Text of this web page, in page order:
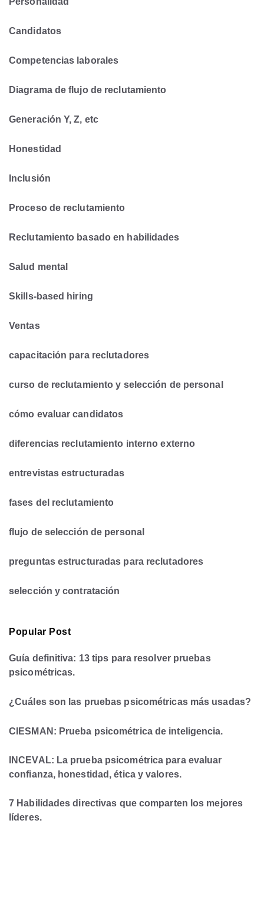
Candidatos
Competencias laborales
Diagrama de flujo de reclutamiento
Generación Y, Z, etc
Honestidad
Inclusión
Proceso de reclutamiento
Reclutamiento basado en habilidades
Salud mental
Skills-based hiring
Ventas
capacitación para reclutadores
curso de reclutamiento y selección de personal
cómo evaluar candidatos
diferencias reclutamiento interno externo
entrevistas estructuradas
fases del reclutamiento
flujo de selección de personal
preguntas estructuradas para reclutadores
selección y contratación
Popular Post
Guía definitiva: 13 tips para resolver pruebas
psicométricas.
¿Cuáles son las pruebas psicométricas más usadas?
CIESMAN: Prueba psicométrica de inteligencia.
INCEVAL: La prueba psicométrica para evaluar
confianza, honestidad, ética y valores.
7 Habilidades directivas que comparten los mejores
líderes.